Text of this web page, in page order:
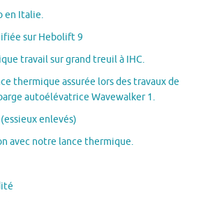
en Italie.
sur Hebolift 9
travail sur grand treuil à IHC.
thermique assurée lors des travaux de
autoélévatrice Wavewalker 1.
enlevés)
avec notre lance thermique.